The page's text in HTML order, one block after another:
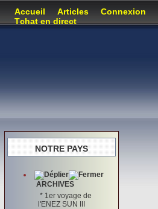
Accueil Articles Connexion
Tchat en direct
NOTRE PAYS
ARCHIVES
* 1er voyage de
l'ENEZ SUN III